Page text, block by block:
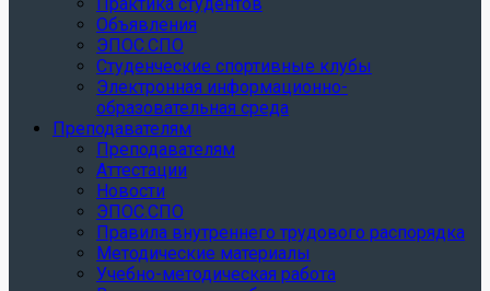
Объявления
ЭПОС.СПО
Студенческие спортивные клубы
Электронная информационно-
образовательная среда
Преподавателям
Преподавателям
Аттестации
Новости
ЭПОС.СПО
Правила внутреннего трудового распорядка
Методические материалы
Учебно-методическая работа